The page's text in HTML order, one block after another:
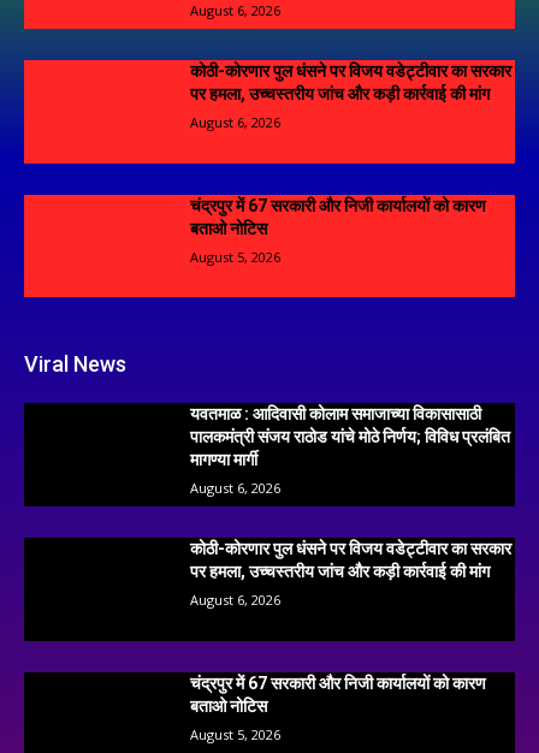
August 6, 2026
कोठी-कोरणार पुल धंसने पर विजय वडेट्टीवार का सरकार
पर हमला, उच्चस्तरीय जांच और कड़ी कार्रवाई की मांग
August 6, 2026
चंद्रपुर में 67 सरकारी और निजी कार्यालयों को कारण
बताओ नोटिस
August 5, 2026
Viral News
यवतमाळ : आदिवासी कोलाम समाजाच्या विकासासाठी
पालकमंत्री संजय राठोड यांचे मोठे निर्णय; विविध प्रलंबित
मागण्या मार्गी
August 6, 2026
कोठी-कोरणार पुल धंसने पर विजय वडेट्टीवार का सरकार
पर हमला, उच्चस्तरीय जांच और कड़ी कार्रवाई की मांग
August 6, 2026
चंद्रपुर में 67 सरकारी और निजी कार्यालयों को कारण
बताओ नोटिस
August 5, 2026